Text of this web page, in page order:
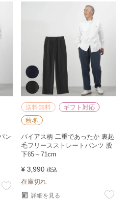
ン
送料無料
ギフト対応
秋冬
バイアス柄 二重であったか 裏起
毛フリースストレートパンツ 股
下65～71cm
¥ 3,990 税込
在庫切れ
詳細を見る